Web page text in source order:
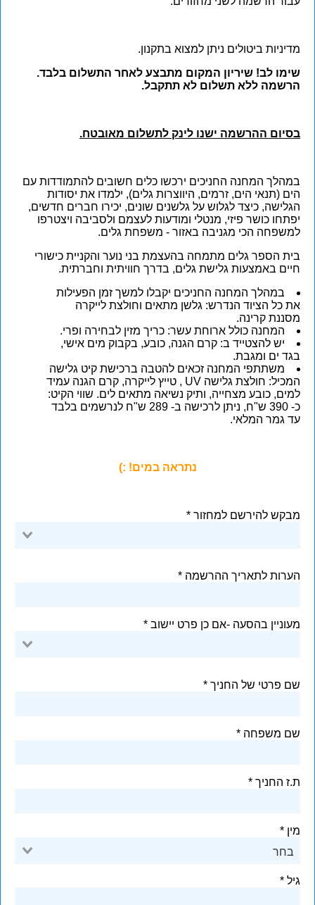
מדיניות ביטולים ניתן למצוא בתקנון.
שימו לב! שיריון המקום מתבצע לאחר התשלום בלבד.
הרשמה ללא תשלום לא תתקבל.
בסיום ההרשמה ישנו לינק לתשלום מאובטח.
במהלך המחנה החניכים ירכשו כלים חשובים להתמודדות עם
הים (תנאי הים, זרמים, היווצרות גלים), ילמדו את יסודות
הגלישה, כיצד לגלוש על גלשנים שונים, יכירו חברים חדשים,
יפתחו כושר פיזי, מנטלי ומודעות לעצמם ולסביבה ויצטרפו
למשפחה הכי מגניבה באזור - משפחת גלים.
בית הספר גלים מתמחה בהעצמת בני נוער והקניית כישורי
חיים באמצעות גלישת גלים, בדרך חוויתית וחברתית.
במהלך המחנה החניכים יקבלו למשך זמן הפעילות
את כל הציוד הנדרש: גלשן מתאים וחולצת לייקרה
מסננת קרינה.
המחנה כולל ארוחת עשר: כריך מזין לבחירה ופרי.
יש להצטייד ב: קרם הגנה, כובע, בקבוק מים אישי,
בגד ים ומגבת.
משתתפי המחנה זכאים להטבה ברכישת קיט גלישה
המכיל: חולצת גלישה UV , טייץ לייקרה, קרם הגנה עמיד
למים, כובע מצחייה, ותיק נשיאה מתאים לים. שווי הקיט:
כ- 390 ש"ח, ניתן לרכישה ב- 289 ש"ח לנרשמים בלבד
עד גמר המלאי.
נתראה במים! :)
מבקש להירשם למחזור
הערות לתאריך ההרשמה
מעוניין בהסעה -אם כן פרט יישוב
שם פרטי של החניך
שם משפחה
ת.ז החניך
מין
בחר
גיל